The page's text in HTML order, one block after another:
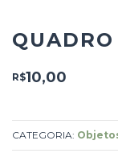
R$10,00
CATEGORIA: